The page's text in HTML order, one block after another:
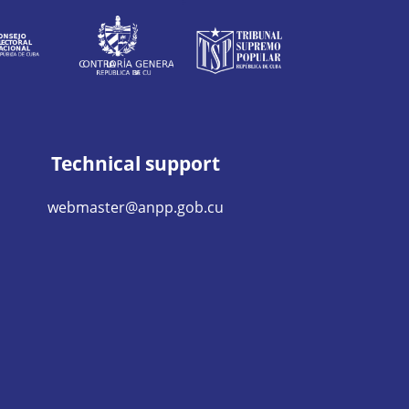
Technical support
webmaster@anpp.gob.cu